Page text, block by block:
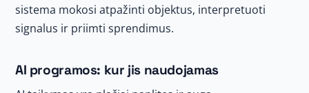
sistema mokosi atpažinti objektus, interpretuoti
signalus ir priimti sprendimus.
AI programos: kur jis naudojamas